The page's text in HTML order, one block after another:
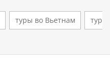
туры во Вьетнам